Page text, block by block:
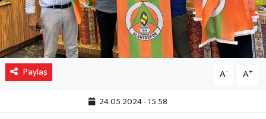
Paylaş A- A+
24.05.2024 - 15:58
Turizm